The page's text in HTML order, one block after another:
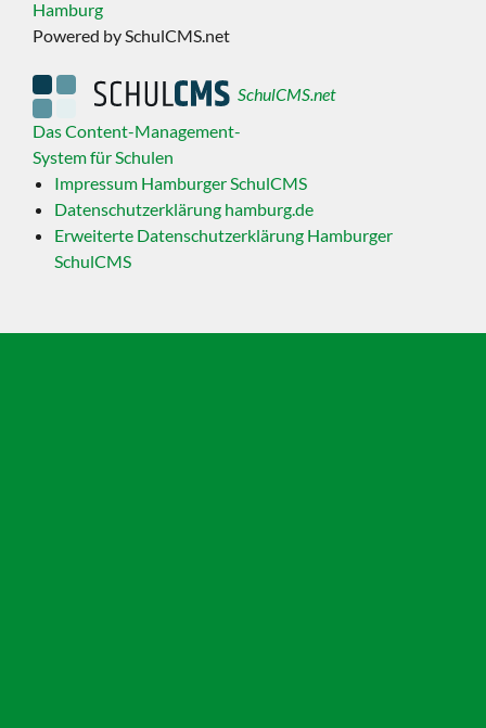
Hamburg
Powered by SchulCMS.net
SchulCMS.net
Das Content-Management-
System für Schulen
Impressum Hamburger SchulCMS
Datenschutzerklärung hamburg.de
Erweiterte Datenschutzerklärung Hamburger
SchulCMS